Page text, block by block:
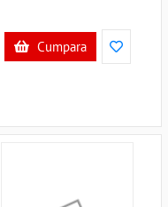
Cumpara